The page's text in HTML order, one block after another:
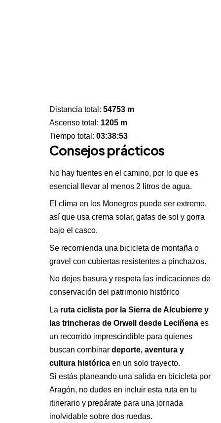
Distancia total: 54753 m
Ascenso total: 1205 m
Tiempo total: 03:38:53
Consejos prácticos
No hay fuentes en el camino, por lo que es
esencial llevar al menos 2 litros de agua.
El clima en los Monegros puede ser extremo,
así que usa crema solar, gafas de sol y gorra
bajo el casco.
Se recomienda una bicicleta de montaña o
gravel con cubiertas resistentes a pinchazos.
No dejes basura y respeta las indicaciones de
conservación del patrimonio histórico
La ruta ciclista por la Sierra de Alcubierre y
las trincheras de Orwell desde Leciñena es
un recorrido imprescindible para quienes
buscan combinar deporte, aventura y
cultura histórica en un solo trayecto.
Si estás planeando una salida en bicicleta por
Aragón, no dudes en incluir esta ruta en tu
itinerario y prepárate para una jornada
inolvidable sobre dos ruedas.